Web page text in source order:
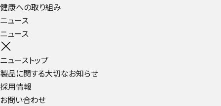
健康への取り組み
ニュース
ニュース
ニューストップ
製品に関する大切なお知らせ
採用情報
お問い合わせ